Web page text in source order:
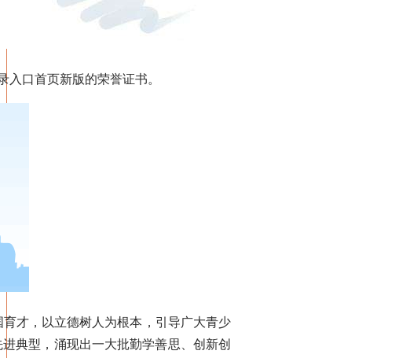
口首页新版的荣誉证书。
才，以立德树人为根本，引导广大青少
典型，涌现出一大批勤学善思、创新创